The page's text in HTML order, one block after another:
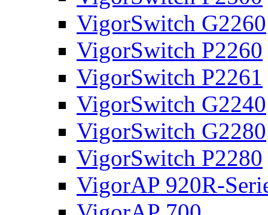
VigorSwitch G2260
VigorSwitch P2260
VigorSwitch P2261
VigorSwitch G2240
VigorSwitch G2280
VigorSwitch P2280
VigorAP 920R-